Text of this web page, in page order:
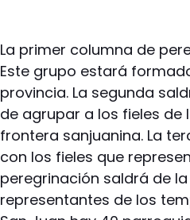
La primer columna de
Este grupo estará
provincia. La segunda
de agrupar a los fieles de
frontera sanjuanina. La
con los fieles que
peregrinación saldrá de
representantes de los